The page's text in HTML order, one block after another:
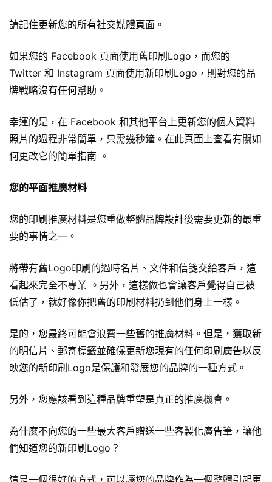
請記住更新您的所有社交媒體頁面。
如果您的 Facebook 頁面使用舊印刷Logo，而您的
Twitter 和 Instagram 頁面使用新印刷Logo，則對您的品
牌戰略沒有任何幫助。
幸運的是，在 Facebook 和其他平台上更新您的個人資料
照片的過程非常簡單，只需幾秒鐘。在此頁面上查看有關如
何更改它的簡單指南 。
您的平面推廣材料
您的印刷推廣材料是您重做整體品牌設計後需要更新的最重
要的事情之一。
將帶有舊Logo印刷的過時名片 、文件和信箋交給客戶，這
看起來完全不專業 。另外，這樣做也會讓客戶覺得自己被
低估了，就好像你把舊的印刷材料扔到他們身上一樣。
是的，您最終可能會浪費一些舊的推廣材料。但是，獲取新
的明信片、郵寄標籤並確保更新您現有的任何印刷廣告以反
映您的新印刷Logo是保護和發展您的品牌的一種方式。
另外，您應該看到這種品牌重塑是真正的推廣機會。
為什麼不向您的一些最大客戶贈送一些客製化廣告筆 ，讓他
們知道您的新印刷Logo？